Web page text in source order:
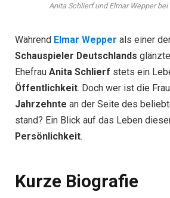
Anita Schlierf und Elmar Wepper
Während Elmar Wepper als einer
Schauspieler Deutschlands
Ehefrau Anita Schlierf stets ein
Öffentlichkeit. Doch wer ist die
Jahrzehnte an der Seite des
stand? Ein Blick auf das Leben
Persönlichkeit.
Kurze Biografie